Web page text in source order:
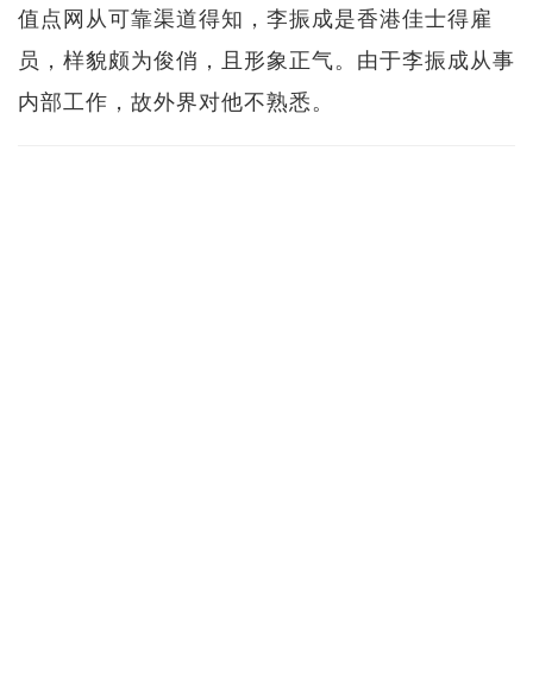
值点网从可靠渠道得知，李振成是香港佳士得雇
员，样貌颇为俊俏，且形象正气。由于李振成从事
内部工作，故外界对他不熟悉。